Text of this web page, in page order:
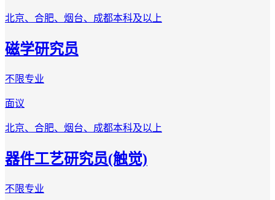
北京、合肥、烟台、成都本科及以上
磁学研究员
不限专业
面议
北京、合肥、烟台、成都本科及以上
器件工艺研究员(触觉)
不限专业